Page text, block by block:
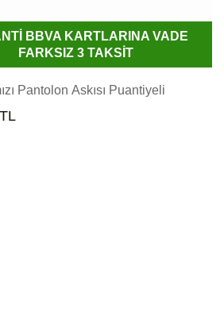
BBVA KARTLARINA VADE
FARKSIZ 3 TAKSİT
Pantolon Askısı Puantiyeli